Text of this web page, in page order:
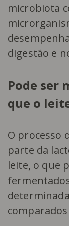
microbiota
digestão e
Pode ser
que o
O processo
parte da
leite, o que